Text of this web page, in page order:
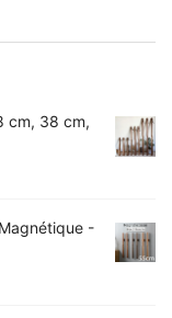
cm, 38 cm,
-